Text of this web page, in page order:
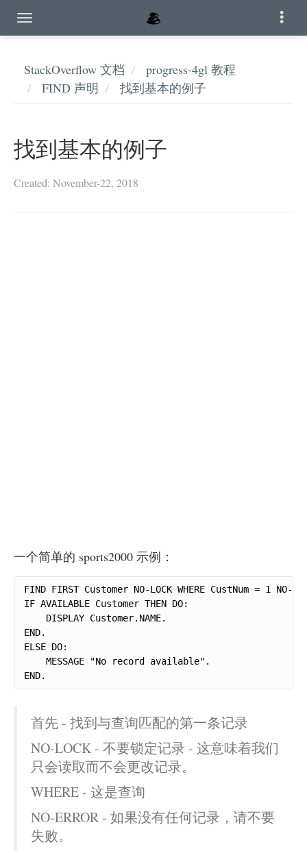
StackOverflow 文档
progress-4gl 教程
FIND 声明
找到基本的例子
找到基本的例子
Created: November-22, 2018
一个简单的 sports2000 示例：
FIND FIRST Customer NO-LOCK WHERE CustNum = 1 NO-
IF AVAILABLE Customer THEN DO:
    DISPLAY Customer.NAME.
END.
ELSE DO:
    MESSAGE "No record available".
END.
首先 - 找到与查询匹配的第一条记录
NO-LOCK - 不要锁定记录 - 这意味着我们
只会读取而不会更改记录。
WHERE - 这是查询
NO-ERROR - 如果没有任何记录，请不要
失败。